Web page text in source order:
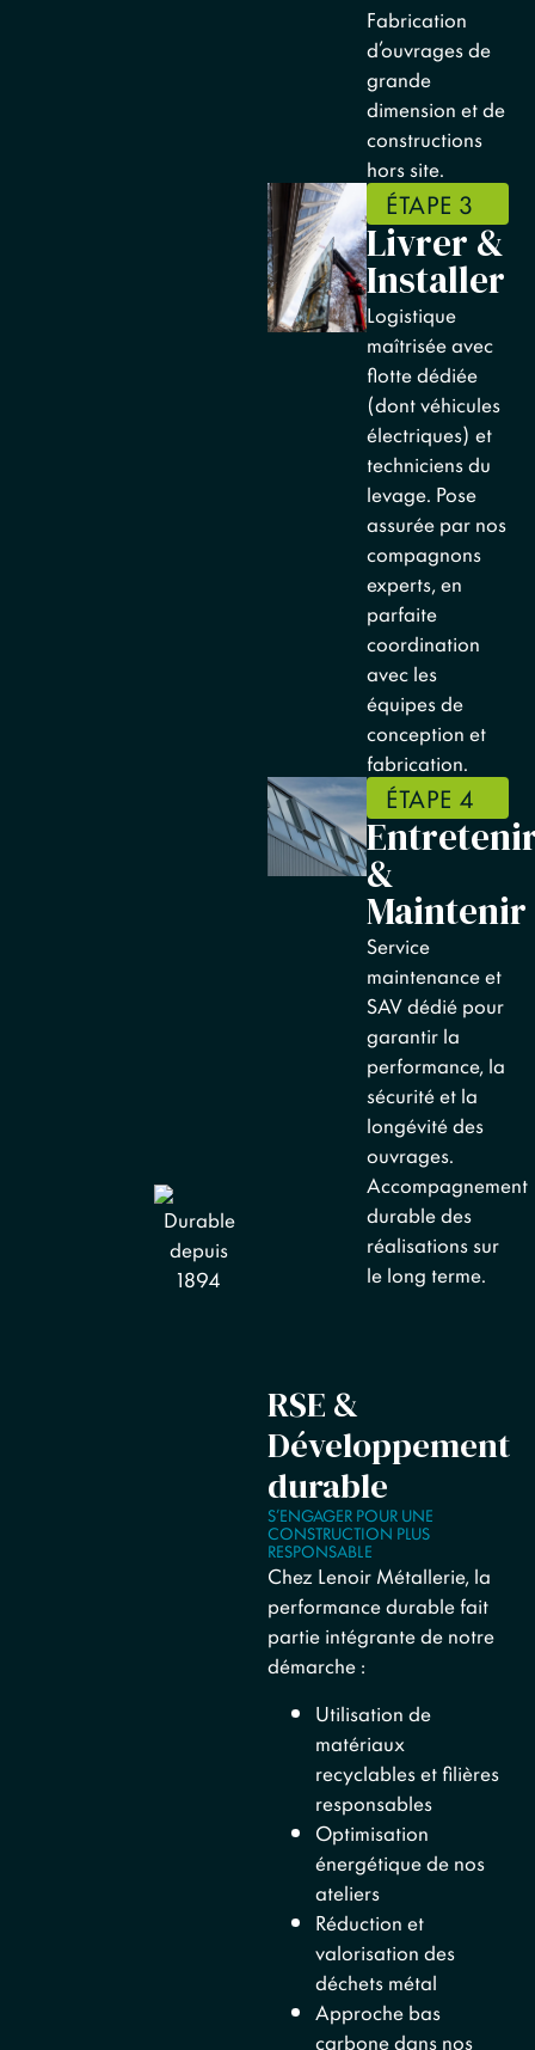
Fabrication
d’ouvrages de
grande
dimension et de
constructions
hors site.
ÉTAPE 3
Livrer &
Installer
Logistique
maîtrisée avec
flotte dédiée
(dont véhicules
électriques) et
techniciens du
levage. Pose
assurée par nos
compagnons
experts, en
parfaite
coordination
avec les
équipes de
conception et
fabrication.
ÉTAPE 4
&
Maintenir
Service
maintenance et
SAV dédié pour
garantir la
performance, la
sécurité et la
longévité des
ouvrages.
Accompagnement
durable des
réalisations sur
le long terme.
RSE &
Développement
durable
S’ENGAGER POUR UNE
CONSTRUCTION PLUS
RESPONSABLE
Chez Lenoir Métallerie, la
performance durable fait
partie intégrante de notre
démarche :
Utilisation de
matériaux
recyclables et filières
responsables
Optimisation
énergétique de nos
ateliers
Réduction et
valorisation des
déchets métal
Approche bas
carbone dans nos